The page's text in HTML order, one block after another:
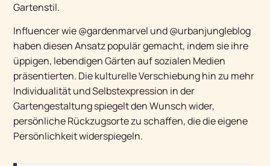
Gartenstil.
Influencer wie @gardenmarvel und @urbanjungleblog
haben diesen Ansatz populär gemacht, indem sie ihre
üppigen, lebendigen Gärten auf sozialen Medien
präsentierten. Die kulturelle Verschiebung hin zu mehr
Individualität und Selbstexpression in der
Gartengestaltung spiegelt den Wunsch wider,
persönliche Rückzugsorte zu schaffen, die die eigene
Persönlichkeit widerspiegeln.